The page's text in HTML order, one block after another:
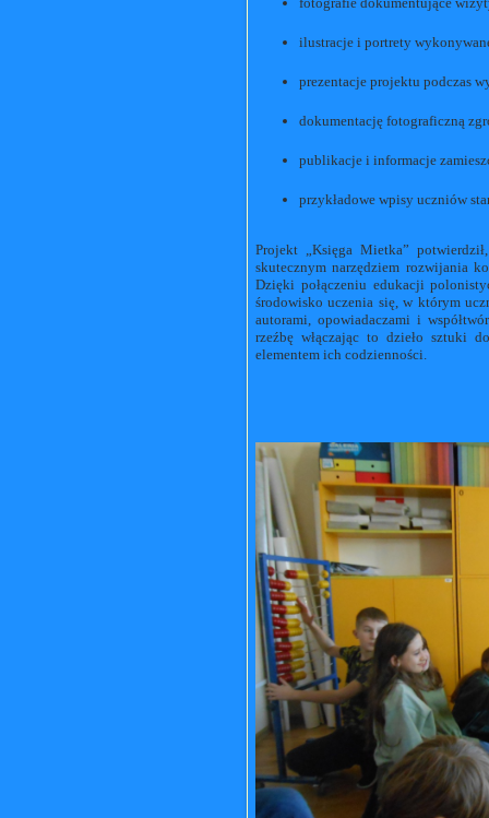
ilustracje i portrety
prezentacje projektu podczas
dokumentację fotograficzną
publikacje i informacje
przykładowe wpisy uczniów
Projekt „Księga Mietka”
skutecznym narzędziem rozwijania
Dzięki połączeniu edukacji
środowisko uczenia się, w którym
autorami, opowiadaczami i
rzeźbę włączając to dzieło sztuki
elementem ich codzienności.